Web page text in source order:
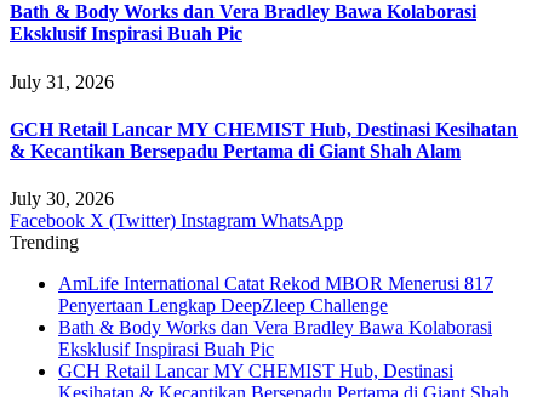
Bath & Body Works dan Vera Bradley Bawa Kolaborasi
Eksklusif Inspirasi Buah Pic
July 31, 2026
GCH Retail Lancar MY CHEMIST Hub, Destinasi Kesihatan
& Kecantikan Bersepadu Pertama di Giant Shah Alam
July 30, 2026
Facebook X (Twitter) Instagram WhatsApp
Trending
AmLife International Catat Rekod MBOR Menerusi 817
Penyertaan Lengkap DeepZleep Challenge
Bath & Body Works dan Vera Bradley Bawa Kolaborasi
Eksklusif Inspirasi Buah Pic
GCH Retail Lancar MY CHEMIST Hub, Destinasi